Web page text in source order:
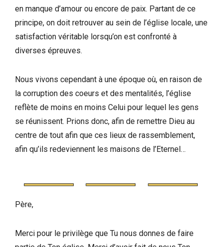
en manque d’amour ou encore de paix. Partant de ce
principe, on doit retrouver au sein de l’église locale, une
satisfaction véritable lorsqu’on est confronté à
diverses épreuves.
Nous vivons cependant à une époque où, en raison de
la corruption des coeurs et des mentalités, l’église
reflète de moins en moins Celui pour lequel les gens
se réunissent. Prions donc, afin de remettre Dieu au
centre de tout afin que ces lieux de rassemblement,
afin qu’ils redeviennent les maisons de l’Eternel…
Père,
Merci pour le privilège que Tu nous donnes de faire